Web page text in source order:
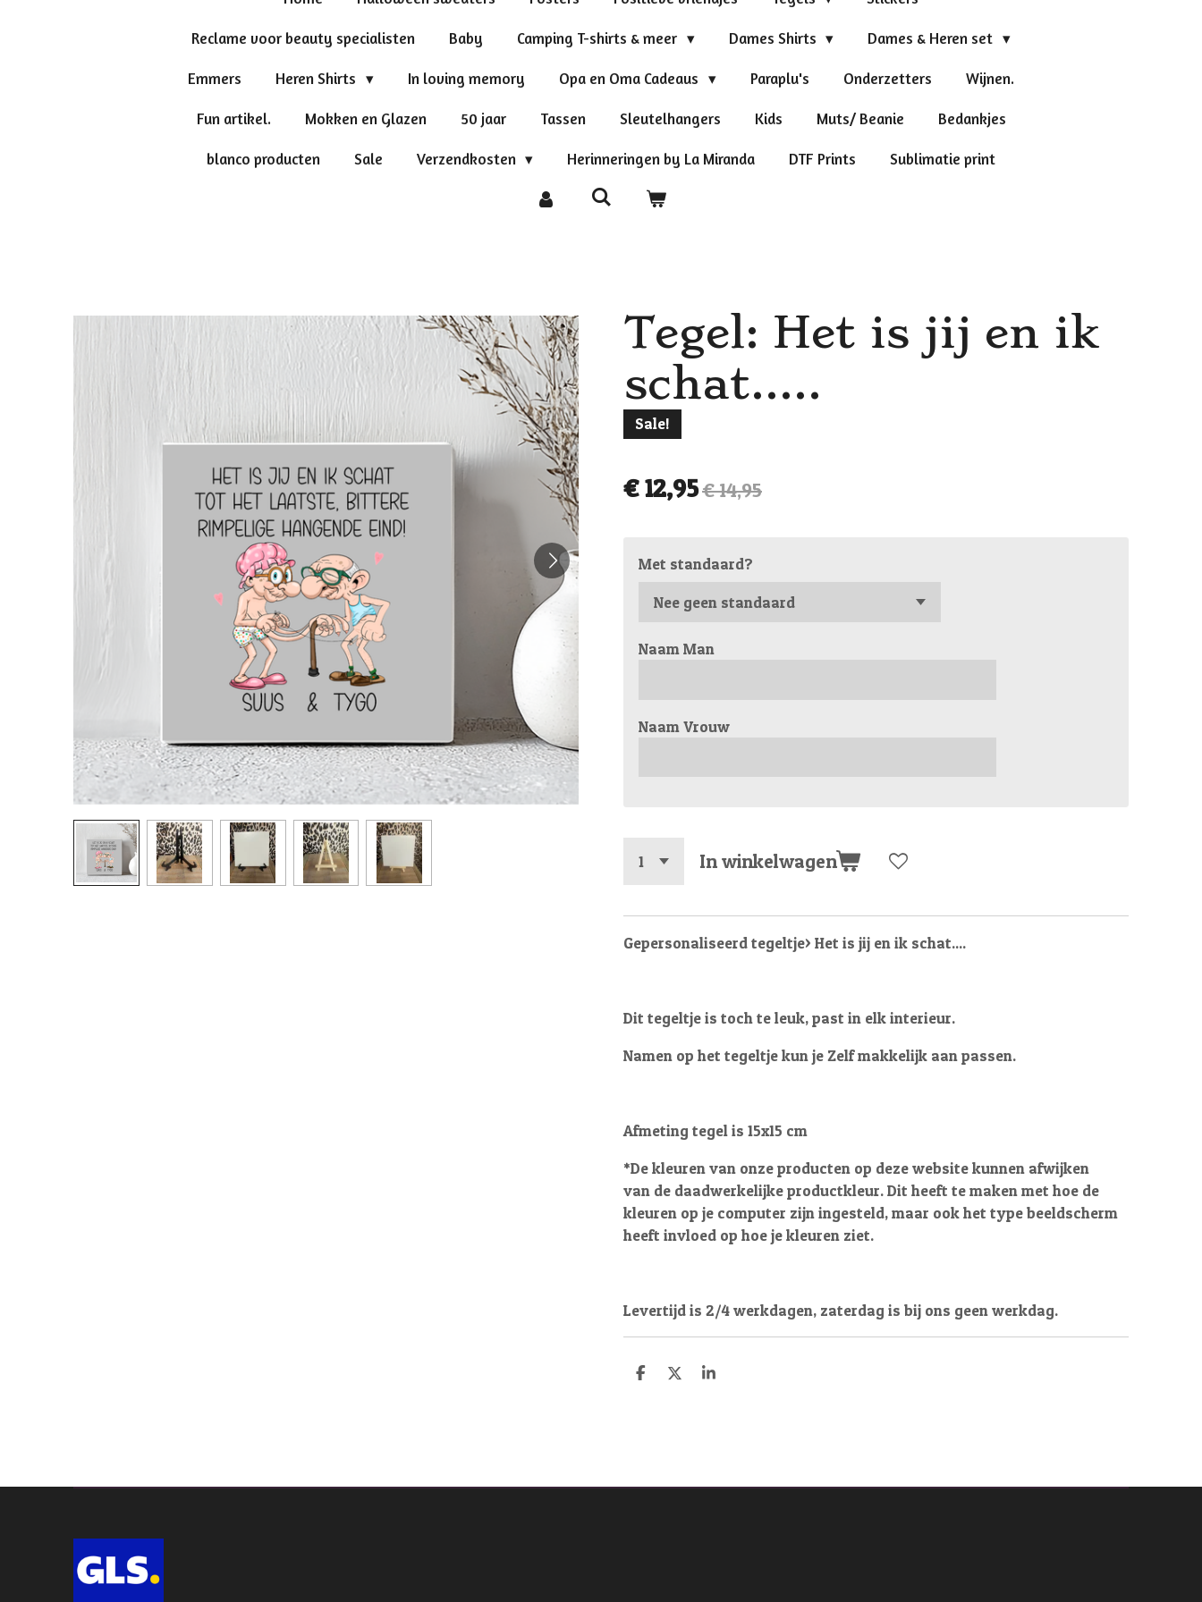
Reclame voor beauty specialisten Baby Camping T-shirts & meer Dames Shirts Dames & Heren set
Emmers Heren Shirts In loving memory Opa en Oma Cadeaus Paraplu's Onderzetters Wijnen.
Fun artikel. Mokken en Glazen 50 jaar Tassen Sleutelhangers Kids Muts/ Beanie Bedankjes
blanco producten Sale Verzendkosten Herinneringen by La Miranda DTF Prints Sublimatie print
Tegel: Het is jij en ik
schat.....
Sale!
€ 12,95€ 14,95
Met standaard?
Naam Man
Naam Vrouw
In winkelwagen
Gepersonaliseerd tegeltje> Het is jij en ik schat....
Dit tegeltje is toch te leuk, past in elk interieur.
Namen op het tegeltje kun je Zelf makkelijk aan passen.
Afmeting tegel is 15x15 cm
*De kleuren van onze producten op deze website kunnen afwijken
van de daadwerkelijke productkleur. Dit heeft te maken met hoe de
kleuren op je computer zijn ingesteld, maar ook het type beeldscherm
heeft invloed op hoe je kleuren ziet.
Levertijd is 2/4 werkdagen, zaterdag is bij ons geen werkdag.
D
D
S